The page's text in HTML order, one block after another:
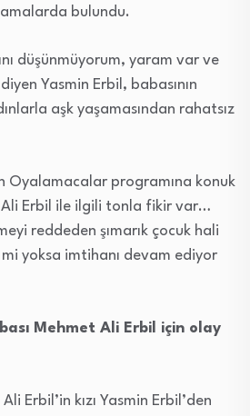
bulundu.
düşünmüyorum, yaram var ve
Yasmin Erbil, babasının
aşk yaşamasından rahatsız
Oyalamacalar programına konuk
Ali Erbil ile ilgili tonla fikir var…
reddeden şımarık çocuk hali
yoksa imtihanı devam ediyor
Mehmet Ali Erbil için olay
Erbil’in kızı Yasmin Erbil’den